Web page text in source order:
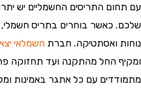
התריסים החשמליים יש יתרונות
כאשר בוחרים בתריס חשמלי, אתם
ואסתטיקה. חברתחשמלאי יצאת
החל מהתקנה ועד תחזוקה פרטנית
עם כל אתגר באמינות